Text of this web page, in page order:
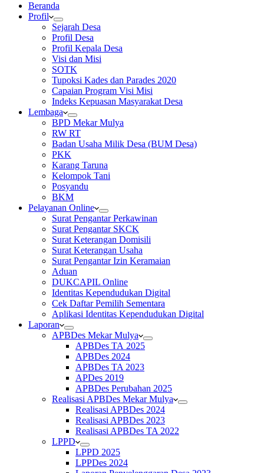
Beranda
Profil
Sejarah Desa
Profil Desa
Profil Kepala Desa
Visi dan Misi
SOTK
Tupoksi Kades dan Parades 2020
Capaian Program Visi Misi
Indeks Kepuasan Masyarakat Desa
Lembaga
BPD Mekar Mulya
RW RT
Badan Usaha Milik Desa (BUM Desa)
PKK
Karang Taruna
Kelompok Tani
Posyandu
BKM
Pelayanan Online
Surat Pengantar Perkawinan
Surat Pengantar SKCK
Surat Keterangan Domisili
Surat Keterangan Usaha
Surat Pengantar Izin Keramaian
Aduan
DUKCAPIL Online
Identitas Kependudukan Digital
Cek Daftar Pemilih Sementara
Aplikasi Identitas Kependudukan Digital
Laporan
APBDes Mekar Mulya
APBDes TA 2025
APBDes 2024
APBDes TA 2023
APDes 2019
APBDes Perubahan 2025
Realisasi APBDes Mekar Mulya
Realisasi APBDes 2024
Realisasi APBDes 2023
Realisasi APBDes TA 2022
LPPD
LPPD 2025
LPPDes 2024